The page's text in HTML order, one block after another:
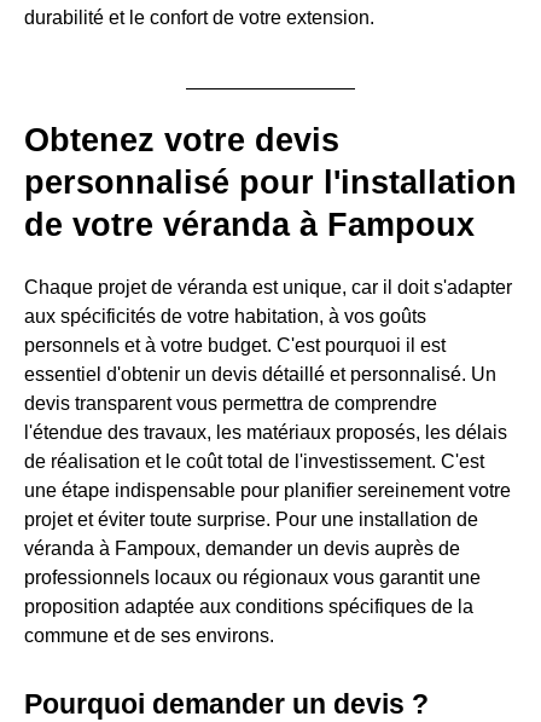
durabilité et le confort de votre extension.
Obtenez votre devis
personnalisé pour l'installation
de votre véranda à Fampoux
Chaque projet de véranda est unique, car il doit s'adapter
aux spécificités de votre habitation, à vos goûts
personnels et à votre budget. C'est pourquoi il est
essentiel d'obtenir un devis détaillé et personnalisé. Un
devis transparent vous permettra de comprendre
l'étendue des travaux, les matériaux proposés, les délais
de réalisation et le coût total de l'investissement. C'est
une étape indispensable pour planifier sereinement votre
projet et éviter toute surprise. Pour une installation de
véranda à Fampoux, demander un devis auprès de
professionnels locaux ou régionaux vous garantit une
proposition adaptée aux conditions spécifiques de la
commune et de ses environs.
Pourquoi demander un devis ?